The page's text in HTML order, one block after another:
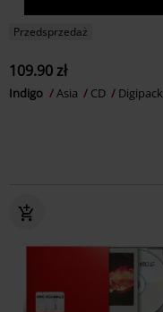
Przedsprzedaż
109.90 zł
Indigo Asia CD Digipack